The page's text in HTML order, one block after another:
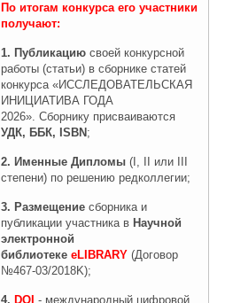
По итогам конкурса его участники
получают:
1. Публикациюсвоей конкурсной
работы (статьи) в сборнике статей
конкурса «ИССЛЕДОВАТЕЛЬСКАЯ
ИНИЦИАТИВА ГОДА
2026». Сборнику присваиваются
УДК, ББК, ISBN ;
2. Именные Дипломы(I, II или III
степени) по решению редколлегии;
3. Размещениесборника и
публикации участника в Научной
электронной
библиотеке eLIBRARY (Договор
№467-03/2018K);
4. DOI - международный цифровой